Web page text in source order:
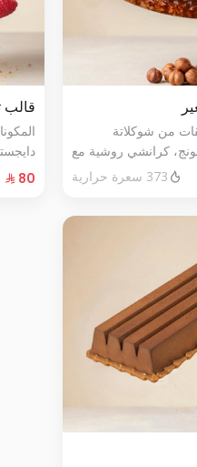
من شوكلاتة
كرانشي روشية مع
٧ أشخاص373 سعرة حرارية
قالب
الطازج الحجم:صغير يكفي٧شخص